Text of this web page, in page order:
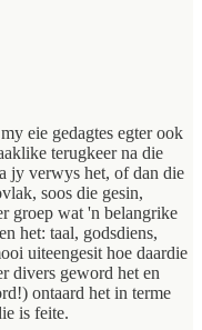
eie gedagtes egter ook
terugkeer na die
jy verwys het, of dan die
soos die gesin,
groep wat 'n belangrike
het: taal, godsdiens,
uiteengesit hoe daardie
divers geword het en
ontaard het in terme
is feite.